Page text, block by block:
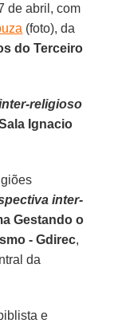
de abril, com
(foto), da
do Terceiro
religioso
Ignacio
inter-
Gestando o
- Gdirec,
da
e